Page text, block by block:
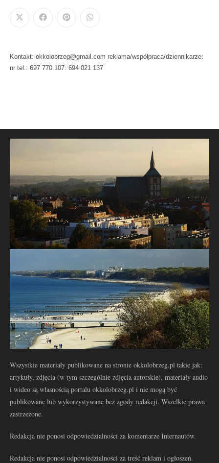
Kontakt: okkolobrzeg@gmail.com reklama/współpraca/dziennikarze:
nr tel.: 697 770 107: 694 021 137
Wszystkie materiały publikowane na stronie okkolobrzeg.pl takie jak:
artykuły, zdjęcia (w tym szczególnie zdjęcia autorskie), materiały audio
i wideo są własnością portalu okkolobrzeg.pl i nie mogą być
publikowane lub wykorzystywane bez zgody redakcji. Wszelkie prawa
zastrzeżone.
Redakcja nie ponosi odpowiedzialności za komentarze Internautów.
Redakcja nie ponosi odpowiedzialności za treść reklam i ogłoszeń.